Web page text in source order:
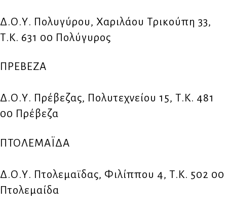
Δ.Ο.Υ. Πολυγύρου, Χαριλάου Τρικούπη 33,
Τ.Κ. 631 00 Πολύγυρος
ΠΡΕΒΕΖΑ
Δ.Ο.Υ. Πρέβεζας, Πολυτεχνείου 15, Τ.Κ. 481
00 Πρέβεζα
ΠΤΟΛΕΜΑΪΔΑ
Δ.Ο.Υ. Πτολεμαϊδας, Φιλίππου 4, Τ.Κ. 502 00
Πτολεμαίδα